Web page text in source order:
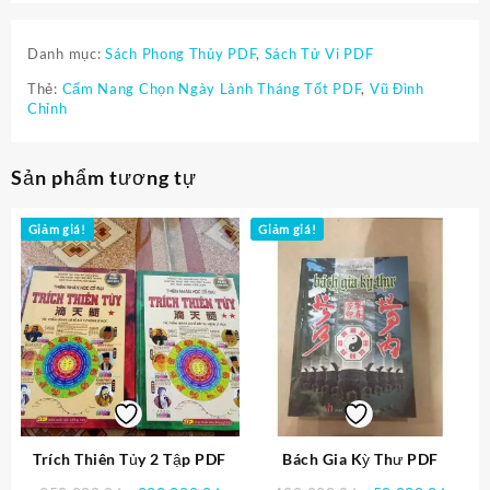
Danh mục: Sách Phong Thủy PDF, Sách Tử Vi PDF
Thẻ: Cẩm Nang Chọn Ngày Lành Tháng Tốt PDF, Vũ Đình
Chỉnh
Sản phẩm tương tự
Giảm giá!
Trích Thiên Tủy 2 Tập PDF
Giảm giá!
Bách Gia Kỳ Thư PDF